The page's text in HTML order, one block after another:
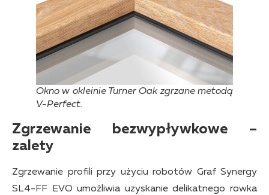
Okno w okleinie Turner Oak zgrzane metodą
V-Perfect.
Zgrzewanie bezwypływkowe –
zalety
Zgrzewanie profili przy użyciu robotów Graf Synergy
SL4-FF EVO umożliwia uzyskanie delikatnego rowka